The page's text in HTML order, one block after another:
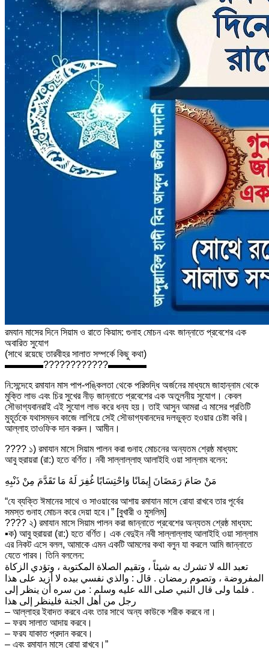
রমযান মাসের দিনে সিয়াম ও রাতে কিয়াম: গুনাহ মোচন এবং জান্নাতে প্রবেশের এক
অবারিত সুযোগ
(সাথে রয়েছে তারবীহর সালাত সম্পর্কে কিছু কথা)
▬▬▬▬????????????▬▬▬▬
নি:সন্দেহে রমাযান মাস পাপ-পঙ্কিলতা থেকে পরিশুদ্ধি অর্জনের মাধ্যমে জাহান্নাম থেকে
মুক্তি লাভ এবং চির সুখের নীড় জান্নাতে প্রবেশের এক অতুলনীয় সুযোগ। কেবল
সৌভাগ্যবানরাই এই সুযোগ লাভ করে ধন্য হয়। তাই আসুন আমরা এ মাসের প্রতিটি
মুহূর্তকে যথাসম্ভব কাজে লাগিয়ে সেই সৌভাগ্যবানদের দলভুক্ত হওয়ার চেষ্টা করি।
আল্লাহ তাওফিক দান করুন। আমীন।
???? ১) রমাযান মাসে সিয়াম পালন করা গুনাহ মোচনের অন্যতম শ্রেষ্ঠ মাধ্যম:
আবু হুরায়রা (রা:) হতে বর্ণিত। নবী সাল্লাল্লাহু আলাইহি ওয়া সাল্লাম বলেন:
مَنْ صَامَ رَمَضَانَ إِيمَانًا وَاحْتِسَابًا غُفِرَ لَهُ مَا تَقَدَّمَ مِنْ ذَنْبِهِ
“যে ব্যক্তি ঈমানের সাথে ও সাওয়াবের আশায় রমাযান মাসে রোযা রাখবে তার পূর্বের
সমস্ত গুনাহ মোচন করে দেয়া হবে।” [বুখারী ও মুসলিম]
???? ২) রমাযান মাসে সিয়াম পালন করা জান্নাতে প্রবেশের অন্যতম শ্রেষ্ঠ মাধ্যম:
▪ক) আবু হুরায়রা (রা:) হতে বর্ণিত। এক বেদুইন নবী সাল্লাল্লাহু আলাইহি ওয়া সাল্লাম
এর নিকট এসে বলল, আমাকে এমন একটি আমলের কথা বলুন যা করলে আমি জান্নাতে
যেতে পারব। তিনি বললেন:
تعبد الله لا تشرك به شيئاً ، وتقيم الصلاة المكتوبة ، وتؤدي الزكاة
المفروضة ، وتصوم رمضان . قال : والذي نفسي بيده لا أزيد على هذا
. فلما ولى قال النبي صلى الله عليه وسلم : من سره أن ينظر إلى
رجل من أهل الجنة فلينظر إلى هذا
– আল্লাহর ইবাদত করবে এবং তার সাথে অন্য কাউকে শরীক করবে না।
– ফরয সালাত আদায় করবে।
– ফরয যাকাত প্রদান করবে।
– এবং রমাযান মাসে রোযা রাখবে।”